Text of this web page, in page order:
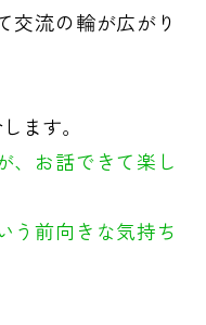
交流の輪が広がり
ます。
、お話できて楽し
う前向きな気持ち